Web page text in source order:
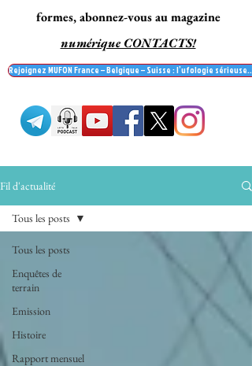
formes, abonnez-vous au magazine
numérique CONTACTS!
Rejoignez MUFON France – Belgique – Suisse : l’ufologie
Fil d'actualité
Tous les posts
Enquêtes de
terrain
Emission
Histoire
Rapport mensuel
Tous les posts